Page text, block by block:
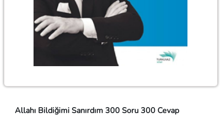
Allahı Bildiğimi Sanırdım 300 Soru 300 Cevap